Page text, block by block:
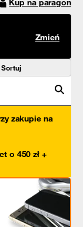
Kup na paragon
Zmień
Sortuj
zakupie na
o 450 zł +